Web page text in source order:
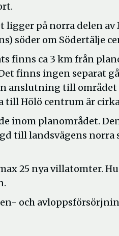
ligger på norra delen av
söder om Södertälje
finns ca 3 km från
finns ingen separat
anslutning till området
till Hölö centrum är
inom planområdet.
till landsvägens
25 nya villatomter.
och